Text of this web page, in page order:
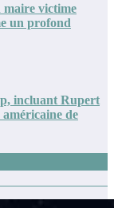
maire victime
un profond
incluant Rupert
de